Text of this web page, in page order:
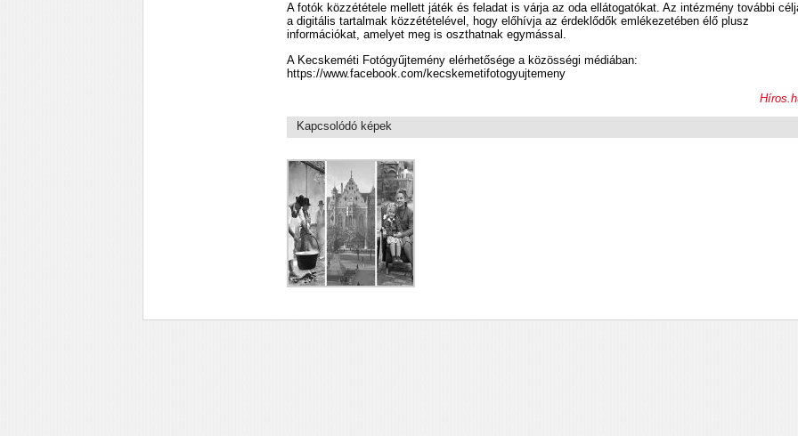
A fotók közzététele mellett játék és feladat is várja az oda ellátogatókat. Az intézmény további
a digitális tartalmak közzétételével, hogy előhívja az érdeklődők emlékezetében élő plusz
információkat, amelyet meg is oszthatnak egymással.
A Kecskeméti Fotógyűjtemény elérhetősége a közösségi médiában:
https://www.facebook.com/kecskemetifotogyujtemeny
Kapcsolódó képek